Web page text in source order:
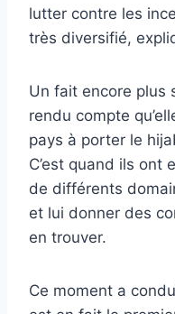
lutter contre les
très diversifié,
Un fait encore plus
rendu compte
pays à porter le
C’est quand ils ont
de différents
et lui donner des
en trouver.
Ce moment a